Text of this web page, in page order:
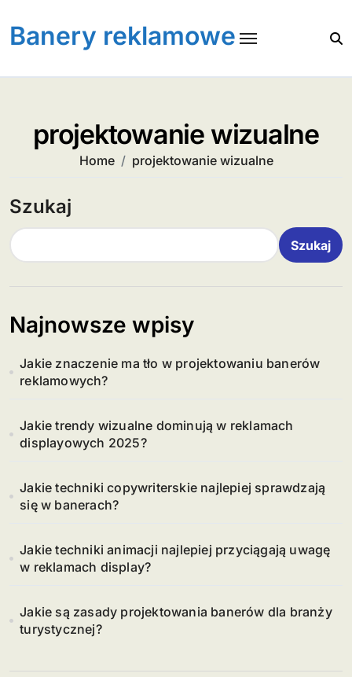
content
Banery reklamowe
projektowanie wizualne
Home projektowanie wizualne
Szukaj
Szukaj
Najnowsze wpisy
Jakie znaczenie ma tło w projektowaniu banerów
reklamowych?
Jakie trendy wizualne dominują w reklamach
displayowych 2025?
Jakie techniki copywriterskie najlepiej sprawdzają
się w banerach?
Jakie techniki animacji najlepiej przyciągają uwagę
w reklamach display?
Jakie są zasady projektowania banerów dla branży
turystycznej?